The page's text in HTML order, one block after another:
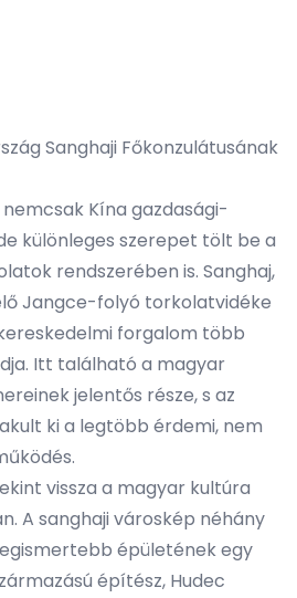
Sanghaji Főkonzulátusának
Kína gazdasági-
különleges szerepet tölt be a
rendszerében is. Sanghaj,
Jangce-folyó torkolatvidéke
forgalom több
Itt található a magyar
jelentős része, s az
ki a legtöbb érdemi, nem
vissza a magyar kultúra
A sanghaji városkép néhány
épületének egy
építész, Hudec